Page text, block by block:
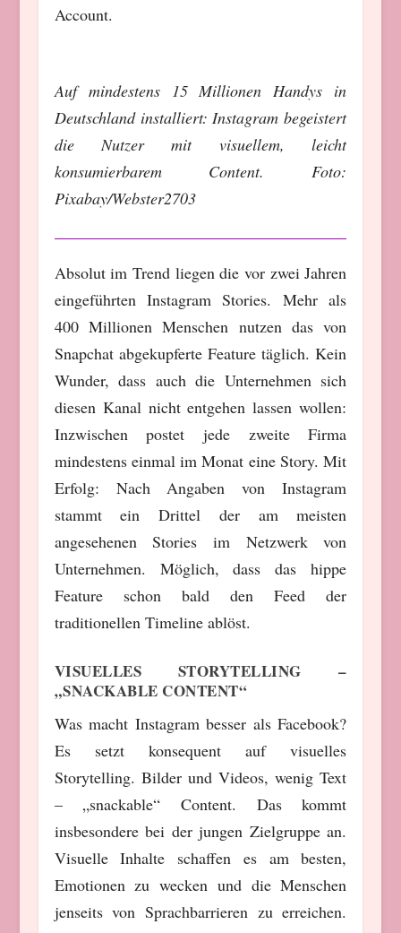
Account.
Auf mindestens 15 Millionen Handys in
Deutschland installiert: Instagram begeistert
die Nutzer mit visuellem, leicht
konsumierbarem Content. Foto:
Pixabay/Webster2703
Absolut im Trend liegen die vor zwei Jahren
eingeführten Instagram Stories. Mehr als
400 Millionen Menschen nutzen das von
Snapchat abgekupferte Feature täglich. Kein
Wunder, dass auch die Unternehmen sich
diesen Kanal nicht entgehen lassen wollen:
Inzwischen postet jede zweite Firma
mindestens einmal im Monat eine Story. Mit
Erfolg: Nach Angaben von Instagram
stammt ein Drittel der am meisten
angesehenen Stories im Netzwerk von
Unternehmen. Möglich, dass das hippe
Feature schon bald den Feed der
traditionellen Timeline ablöst.
VISUELLES STORYTELLING –
„SNACKABLE CONTENT“
Was macht Instagram besser als Facebook?
Es setzt konsequent auf visuelles
Storytelling. Bilder und Videos, wenig Text
– „snackable“ Content. Das kommt
insbesondere bei der jungen Zielgruppe an.
Visuelle Inhalte schaffen es am besten,
Emotionen zu wecken und die Menschen
jenseits von Sprachbarrieren zu erreichen.